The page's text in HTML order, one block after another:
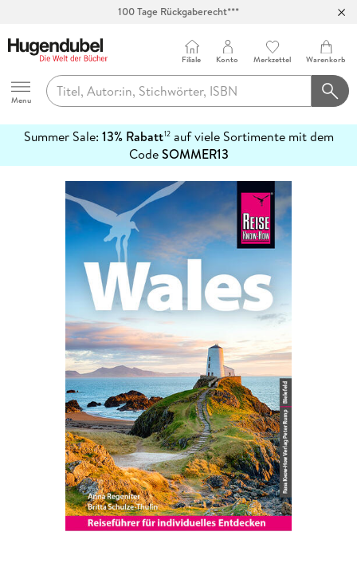
100 Tage Rückgaberecht***
Hugendubel
Menu
Filiale Konto Merkzettel Warenkorb
Summer Sale: 13% Rabatt12auf viele Sortimente mit dem
CodeSOMMER13
erfahren